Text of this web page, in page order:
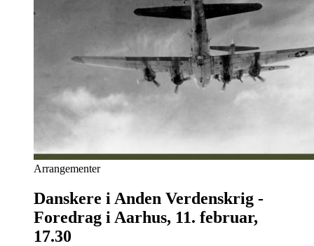
Arrangementer
Danskere i Anden Verdenskrig -
Foredrag i Aarhus, 11. februar,
17.30